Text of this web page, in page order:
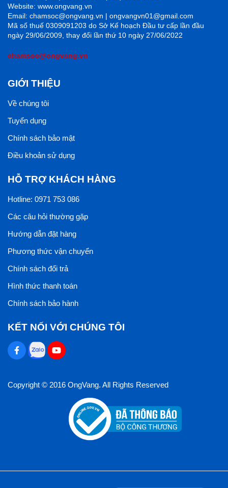
Website: www.ongvang.vn
Email: chamsoc@ongvang.vn | ongvangvn01@gmail.com
Mã số thuế 0309091203 do Sở Kế hoạch Đầu tư cấp lần đầu
ngày 29/06/2009, thay đổi lần thứ 10 ngày 27/06/2022
chamsoc@ongvang.vn
GIỚI THIỆU
Về chúng tôi
Tuyển dụng
Chính sách bảo mật
Điều khoản sử dụng
HỖ TRỢ KHÁCH HÀNG
Hotline: 0971 753 086
Các câu hỏi thường gặp
Hướng dẫn đặt hàng
Phương thức vận chuyển
Chính sách đổi trả
Hình thức thanh toán
Chính sách bảo hành
KẾT NỐI VỚI CHÚNG TÔI
Copyright © 2016 OngVang. All Rights Reserved